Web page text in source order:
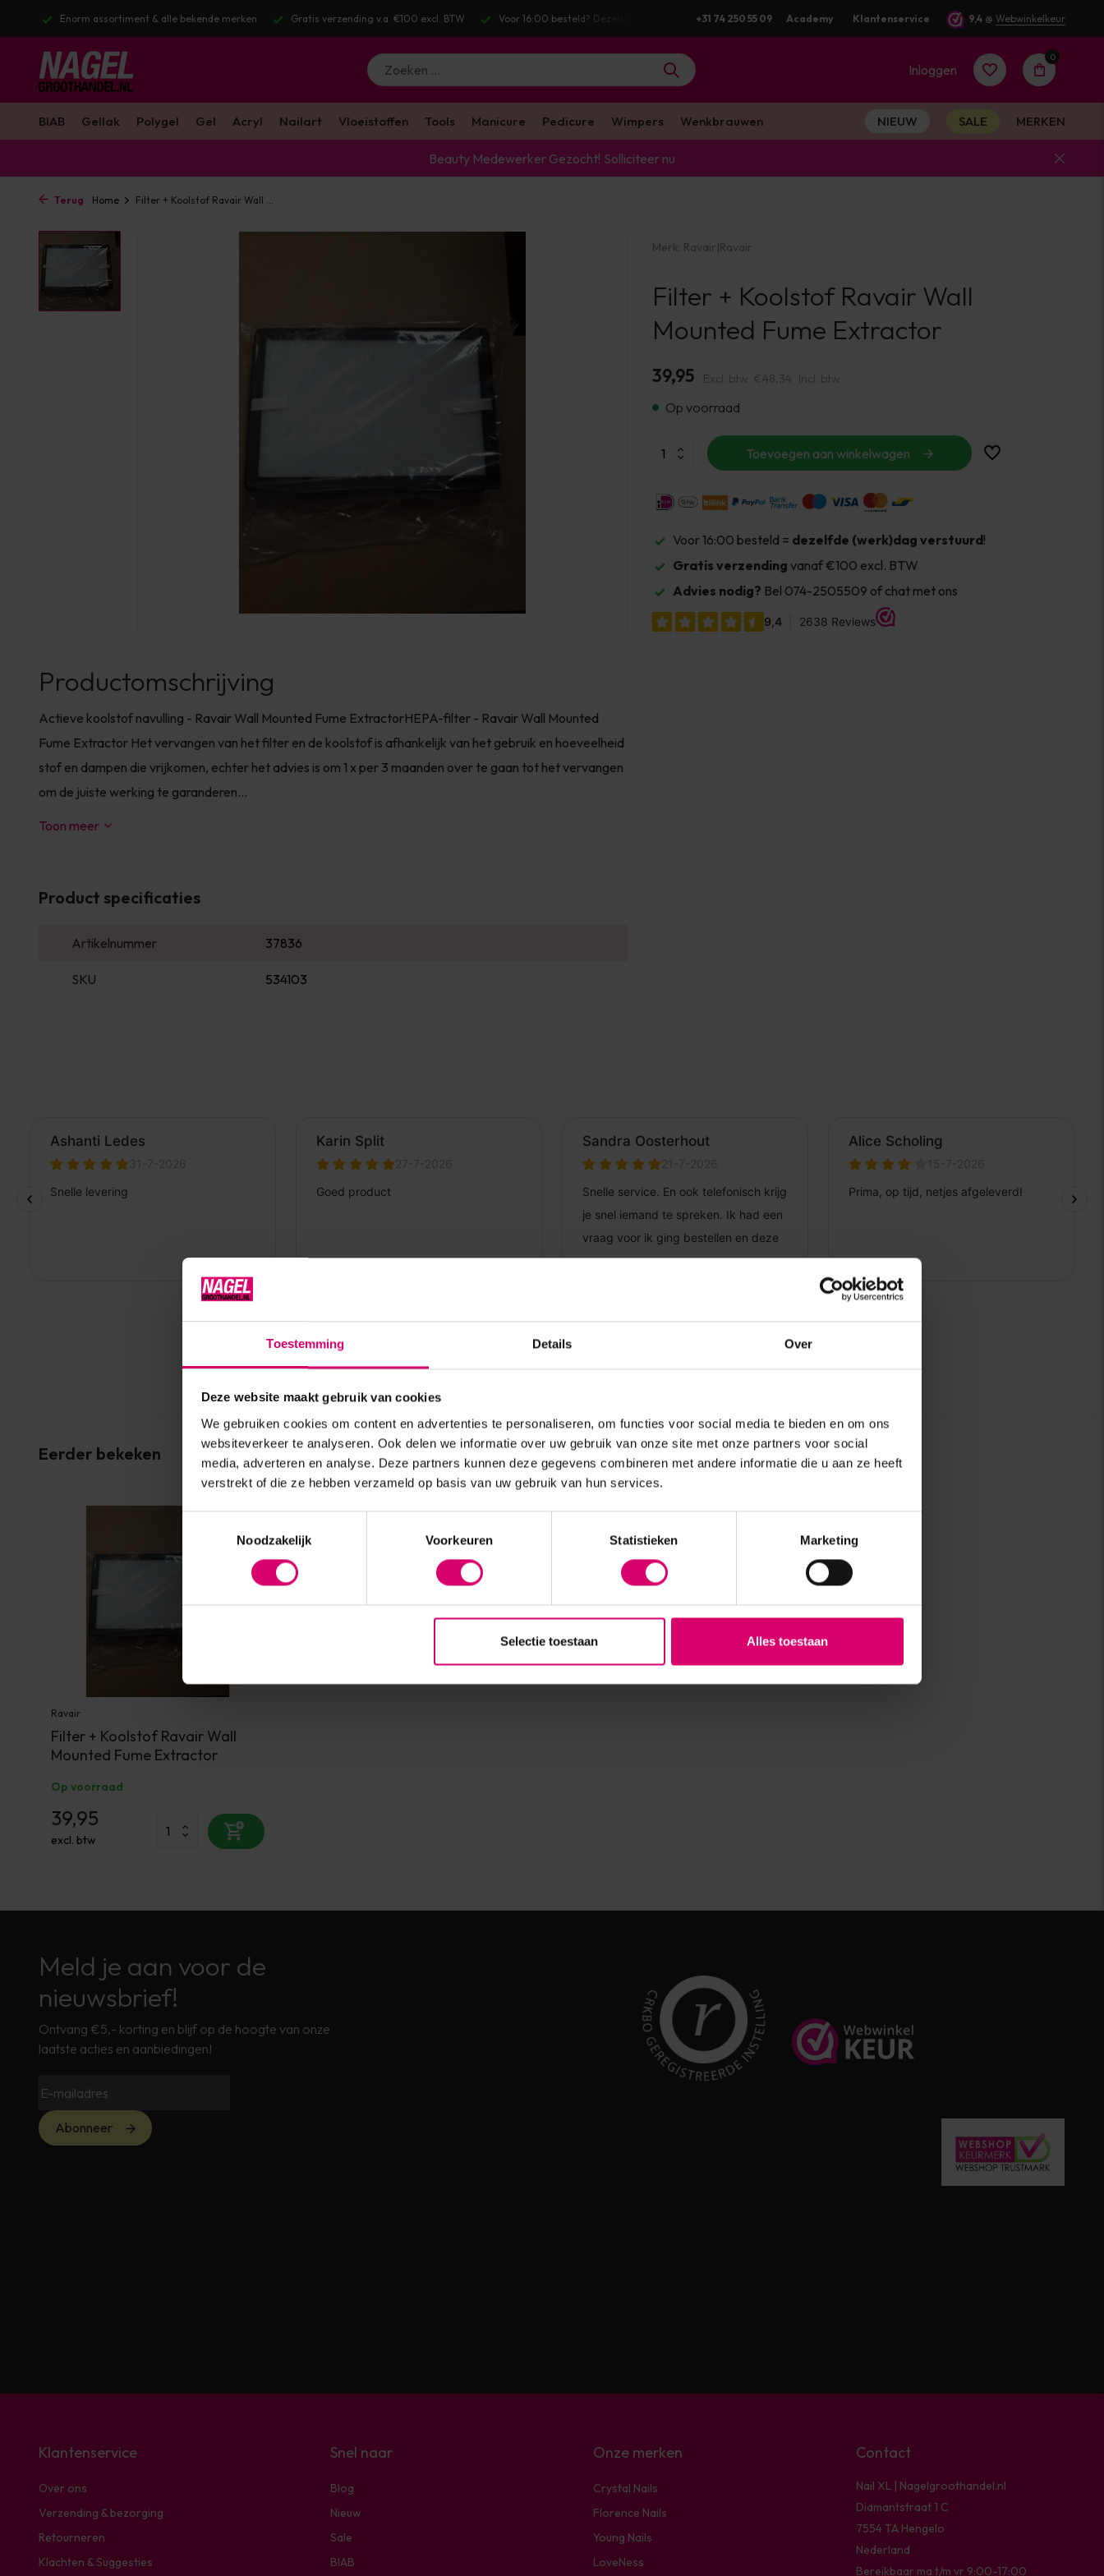
Toestemming Details Over
Deze website maakt gebruik van cookies
We gebruiken cookies om content en advertenties te personaliseren, om functies voor social media te bieden en om ons
websiteverkeer te analyseren. Ook delen we informatie over uw gebruik van onze site met onze partners voor social
media, adverteren en analyse. Deze partners kunnen deze gegevens combineren met andere informatie die u aan ze heeft
verstrekt of die ze hebben verzameld op basis van uw gebruik van hun services.
Noodzakelijk
Voorkeuren Statistieken Marketing
Selectie toestaan Alles toestaan
Enorm assortiment & alle bekende merken Gratis verzending v.a. €100 excl. BTW Voor 16:00 besteld? Dezelfde werkdag verstuurd+31 74 250 55 09 Academy Klantenservice 9,4 @ Webwinkelkeur
Inloggen
Account
aanmaken
0
BIAB Gellak Polygel Gel Acryl Nailart Vloeistoffen Tools Manicure Pedicure Wimpers Wenkbrauwen NIEUW SALE MERKEN
Beauty Medewerker Gezocht! Solliciteer nu
Terug Home Filter + Koolstof Ravair Wall ...
Productomschrijving
Actieve koolstof navulling - Ravair Wall Mounted Fume ExtractorHEPA-filter - Ravair Wall Mounted
Fume Extractor Het vervangen van het filter en de koolstof is afhankelijk van het gebruik en hoeveelheid
stof en dampen die vrijkomen, echter het advies is om 1 x per 3 maanden over te gaan tot het vervangen
om de juiste werking te garanderen...
Toon meer
Product specificaties
Artikelnummer 37836
SKU 534103
Merk: Ravair |Ravair
Filter + Koolstof Ravair Wall
Mounted Fume Extractor
39,95 Excl. btw €48,34 Incl. btw
Op voorraad
Toevoegen aan winkelwagen
Voor 16:00 besteld = dezelfde (werk)dag verstuurd!
Gratis verzending vanaf €100 excl. BTW
Advies nodig? Bel 074-2505509 of chat met ons
Eerder bekeken
Ravair
Filter + Koolstof Ravair Wall
Mounted Fume Extractor
Op voorraad
39,95
excl. btw
Meld je aan voor de
nieuwsbrief!
Ontvang €5,- korting en blijf op de hoogte van onze
laatste acties en aanbiedingen!
Abonneer
Klantenservice
Over ons
Verzending & bezorging
Retourneren
Klachten & Suggesties
Snel naar
Blog
Nieuw
Sale
BIAB
Onze merken
Crystal Nails
Florence Nails
Young Nails
LoveNess
Contact
Nail XL | Nagelgroothandel.nl
Diamantstraat 1 C
7554 TA Hengelo
Nederland
Bereikbaar ma t/m vr 9:00-17:00